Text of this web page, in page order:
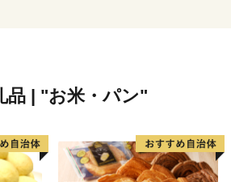
品 | "お米・パン"